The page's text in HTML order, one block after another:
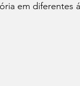
em diferentes